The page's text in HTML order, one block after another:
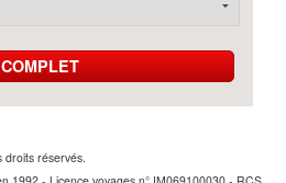
COMPLET
réservés.